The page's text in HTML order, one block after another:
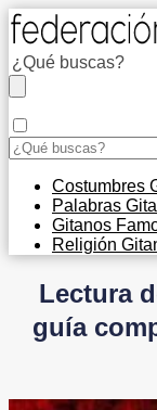
Costumbres
Palabras
Gitanos
Religión
Lectura
guía